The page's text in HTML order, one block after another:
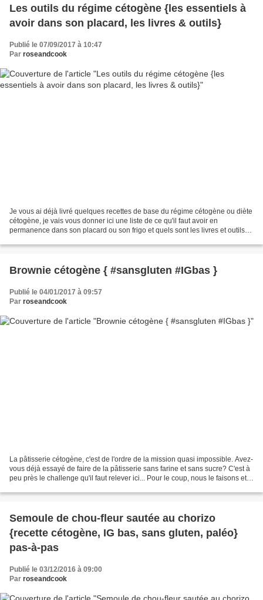
Les outils du régime cétogène {les essentiels à
avoir dans son placard, les livres & outils}
Publié le 07/09/2017 à 10:47
Par roseandcook
Je vous ai déjà livré quelques recettes de base du régime cétogène ou diète
cétogène, je vais vous donner ici une liste de ce qu'il faut avoir en
permanence dans son placard ou son frigo et quels sont les livres et outils
Brownie cétogène { #sansgluten #IGbas }
Publié le 04/01/2017 à 09:57
Par roseandcook
La pâtisserie cétogène, c'est de l'ordre de la mission quasi impossible. Avez-
vous déjà essayé de faire de la pâtisserie sans farine et sans sucre? C'est à
peu près le challenge qu'il faut relever ici... Pour le coup, nous le faisons et
Semoule de chou-fleur sautée au chorizo
{recette cétogène, IG bas, sans gluten, paléo}
pas-à-pas
Publié le 03/12/2016 à 09:00
Par roseandcook